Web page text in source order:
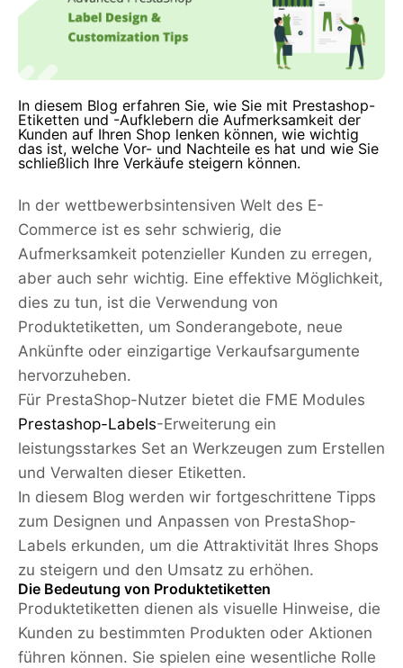
In diesem Blog erfahren Sie, wie Sie mit Prestashop-
Etiketten und -Aufklebern die Aufmerksamkeit der
Kunden auf Ihren Shop lenken können, wie wichtig
das ist, welche Vor- und Nachteile es hat und wie Sie
schließlich Ihre Verkäufe steigern können.
In der wettbewerbsintensiven Welt des E-
Commerce ist es sehr schwierig, die
Aufmerksamkeit potenzieller Kunden zu erregen,
aber auch sehr wichtig. Eine effektive Möglichkeit,
dies zu tun, ist die Verwendung von
Produktetiketten, um Sonderangebote, neue
Ankünfte oder einzigartige Verkaufsargumente
hervorzuheben.
Für PrestaShop-Nutzer bietet die FME Modules
Prestashop-Labels-Erweiterung ein
leistungsstarkes Set an Werkzeugen zum Erstellen
und Verwalten dieser Etiketten.
In diesem Blog werden wir fortgeschrittene Tipps
zum Designen und Anpassen von PrestaShop-
Labels erkunden, um die Attraktivität Ihres Shops
zu steigern und den Umsatz zu erhöhen.
Die Bedeutung von Produktetiketten
Produktetiketten dienen als visuelle Hinweise, die
Kunden zu bestimmten Produkten oder Aktionen
führen können. Sie spielen eine wesentliche Rolle